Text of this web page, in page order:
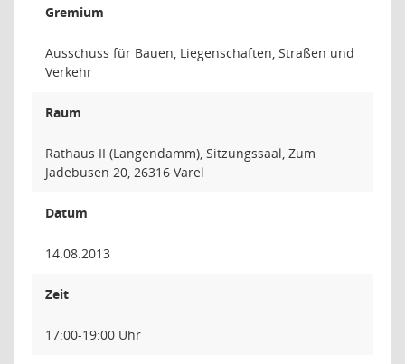
Gremium
Ausschuss für Bauen, Liegenschaften, Straßen und
Verkehr
Raum
Rathaus II (Langendamm), Sitzungssaal, Zum
Jadebusen 20, 26316 Varel
Datum
14.08.2013
Zeit
17:00-19:00 Uhr